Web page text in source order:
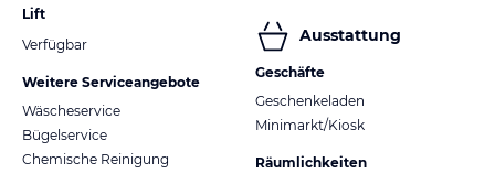
Lift
Verfügbar
Weitere Serviceangebote
Wäscheservice
Bügelservice
Chemische Reinigung
Ausstattung
Geschäfte
Geschenkeladen
Minimarkt/Kiosk
Räumlichkeiten